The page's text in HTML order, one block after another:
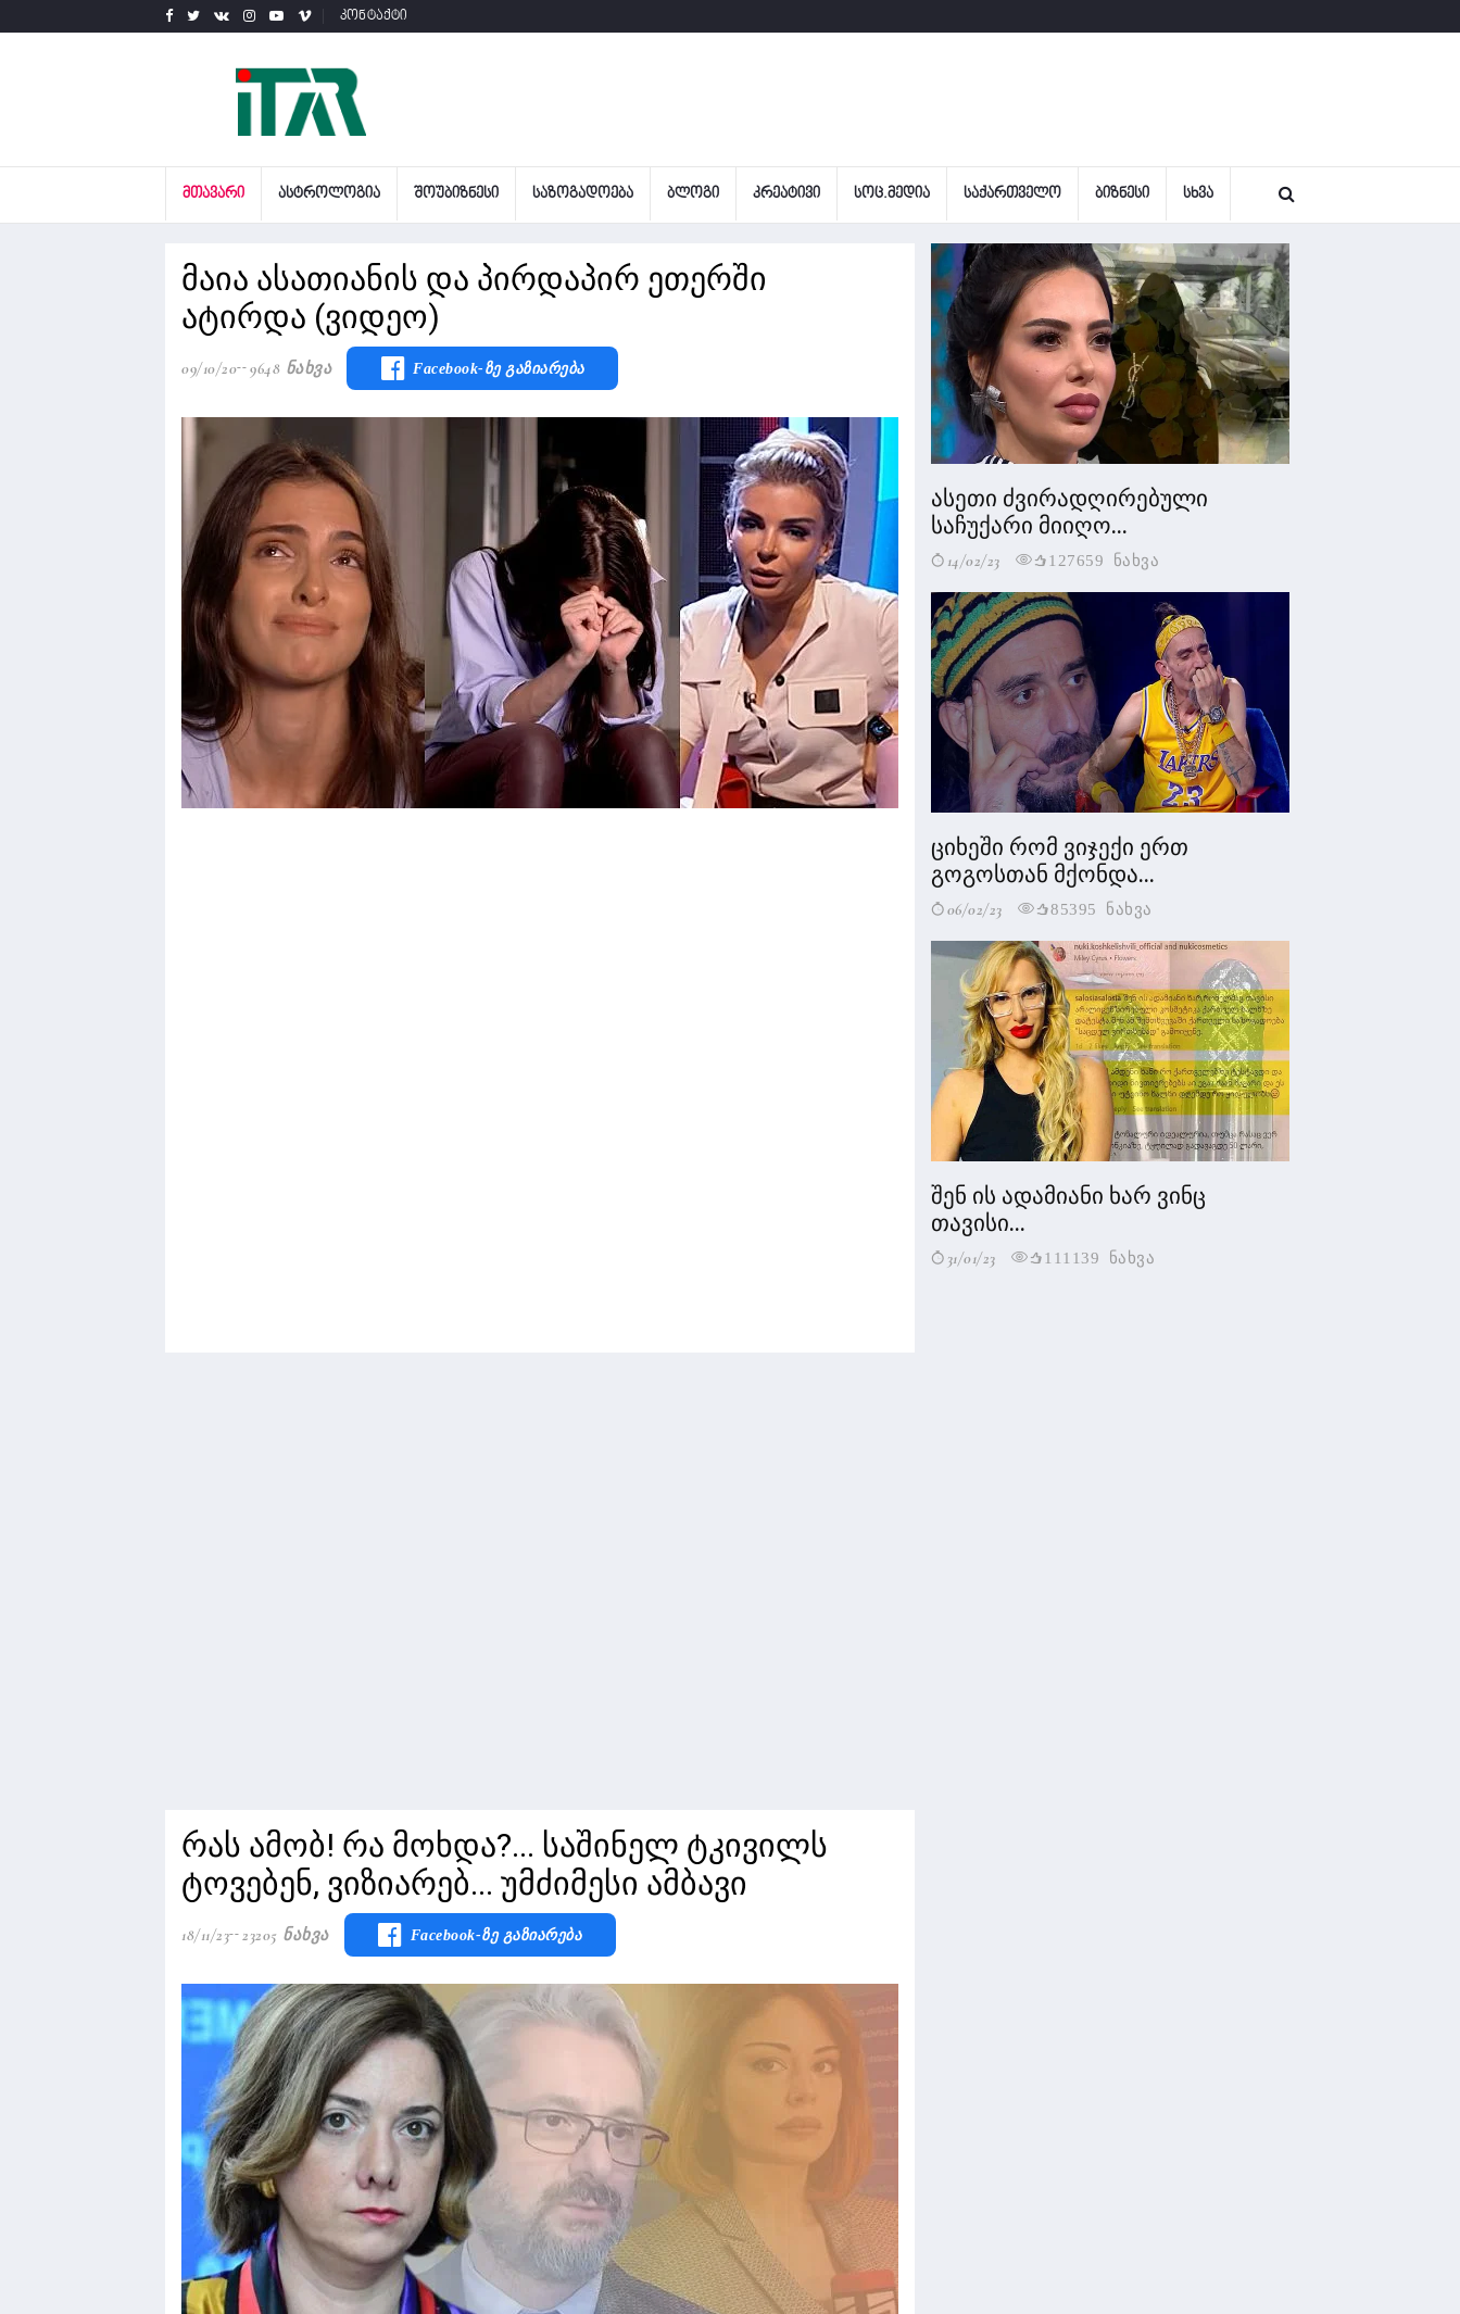
კონტაქტი
ᲛᲗᲐᲕᲐᲠᲘ ᲐᲡᲢᲠᲝᲚᲝᲒᲘᲐ ᲨᲝᲣᲑᲘᲖᲜᲔᲡᲘ ᲡᲐᲖᲝᲒᲐᲓᲝᲔᲑᲐ ᲑᲚᲝᲒᲘ ᲙᲠᲔᲐᲢᲘᲕᲘ ᲡᲝᲪ.ᲛᲔᲓᲘᲐ ᲡᲐᲥᲐᲠᲗᲕᲔᲚᲝ ᲑᲘᲖᲜᲔᲡᲘ ᲡᲮᲕᲐ
მაია ასათიანის და პირდაპირ ეთერში
ატირდა (ვიდეო)
09/10/20 9648 Ნახვა Facebook-Ზე Გაზიარება
რას ამობ! რა მოხდა?... საშინელ ტკივილს
ტოვებენ, ვიზიარებ... უმძიმესი ამბავი
18/11/23 23205 Ნახვა Facebook-Ზე Გაზიარება
ასეთი ძვირადღირებული
საჩუქარი მიიღო...
14/02/23 127659 ნახვა
ციხეში რომ ვიჯექი ერთ
გოგოსთან მქონდა...
06/02/23 85395 ნახვა
შენ ის ადამიანი ხარ ვინც
თავისი...
31/01/23 111139 ნახვა